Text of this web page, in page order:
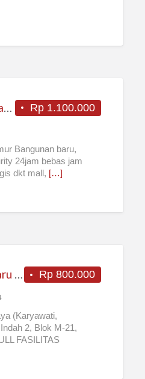
Rp 1.100.000
Kos khusus wanita dipusat Surabaya timur strategis dan nyaman
Bangunan baru,
24jam bebas jam
dkt mall, […]
Rp 800.000
Kos Putri/Muslimah Semolowaru Surabaya Tipe B
(Karyawati,
2, Blok M-21,
FASILITAS